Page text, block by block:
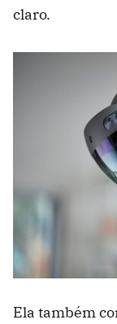
claro.
Ela também